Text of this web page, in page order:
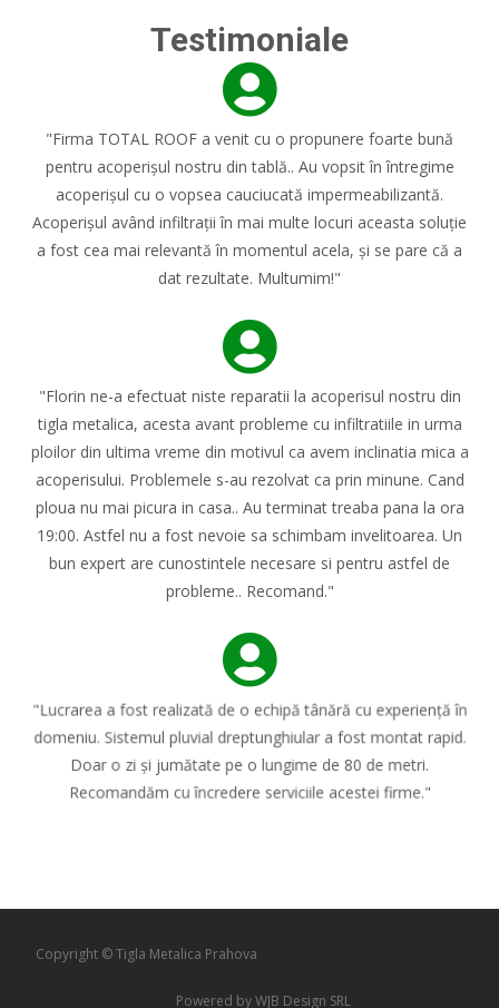
Testimoniale
"Firma TOTAL ROOF a venit cu o propunere foarte bună
pentru acoperișul nostru din tablă.. Au vopsit în întregime
acoperișul cu o vopsea cauciucată impermeabilizantă.
Acoperișul având infiltrații în mai multe locuri aceasta soluție
a fost cea mai relevantă în momentul acela, și se pare că a
dat rezultate. Multumim!"
"Florin ne-a efectuat niste reparatii la acoperisul nostru din
tigla metalica, acesta avant probleme cu infiltratiile in urma
ploilor din ultima vreme din motivul ca avem inclinatia mica a
acoperisului. Problemele s-au rezolvat ca prin minune. Cand
ploua nu mai picura in casa.. Au terminat treaba pana la ora
19:00. Astfel nu a fost nevoie sa schimbam invelitoarea. Un
bun expert are cunostintele necesare si pentru astfel de
probleme.. Recomand."
"Lucrarea a fost realizată de o echipă tânără cu experiență în
domeniu. Sistemul pluvial dreptunghiular a fost montat rapid.
Doar o zi și jumătate pe o lungime de 80 de metri.
Recomandăm cu încredere serviciile acestei firme."
Copyright © Tigla Metalica Prahova
Powered by WJB Design SRL